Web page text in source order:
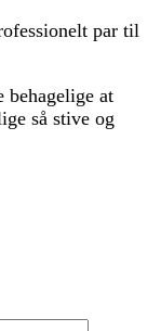
par til
behagelige at
så stive og